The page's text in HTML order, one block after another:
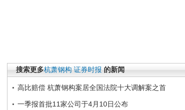
搜索更多杭萧钢构 证券时报 的新闻
高比赔偿 杭萧钢构案居全国法院十大调解案之首
一季报首批11家公司于4月10日公布